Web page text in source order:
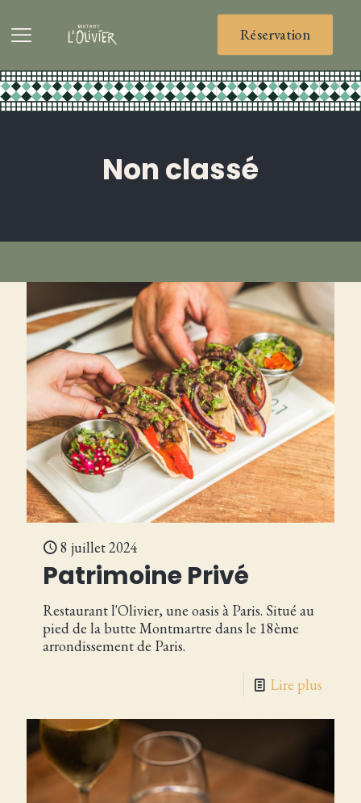
Réservation
Non classé
8 juillet 2024
Patrimoine Privé
Restaurant l'Olivier, une oasis à Paris. Situé au
pied de la butte Montmartre dans le 18ème
arrondissement de Paris.
Lire plus